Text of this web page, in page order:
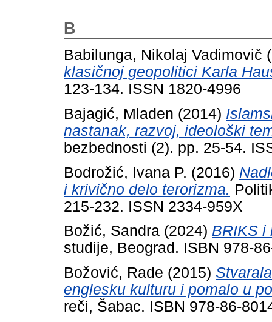
B
Babilunga, Nikolaj Vadimovič
klasičnoj geopolitici Karla
123-134. ISSN 1820-4996
Bajagić, Mladen (2014)
nastanak, razvoj, ideološki
bezbednosti (2). pp. 25-54.
Bodrožić, Ivana P. (2016)
i krivično delo terorizma.
215-232. ISSN 2334-959X
Božić, Sandra (2024) BRIKS i
studije, Beograd. ISBN 978-
Božović, Rade (2015)
englesku kulturu i pomalo u
reči, Šabac. ISBN 978-86-